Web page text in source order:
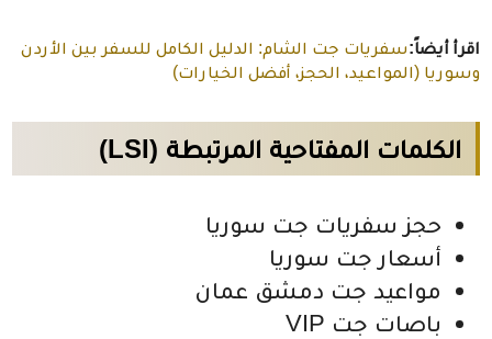
اقرأ أيضاً:سفريات جت الشام: الدليل الكامل للسفر بين الأردن
وسوريا (المواعيد، الحجز، أفضل الخيارات)
الكلمات المفتاحية المرتبطة (LSI)
حجز سفريات جت سوريا
أسعار جت سوريا
مواعيد جت دمشق عمان
باصات جت VIP